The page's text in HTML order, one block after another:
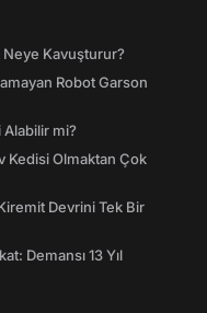
Neye Kavuşturur?
Robot Garson
mi?
Kedisi Olmaktan Çok
Devrini Tek Bir
Demansı 13 Yıl